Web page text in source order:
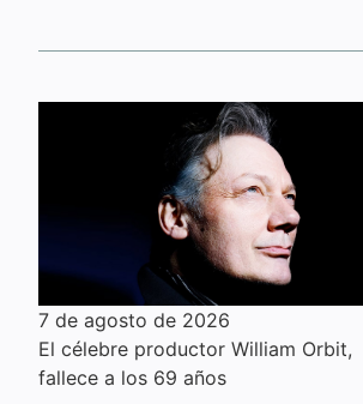
7 de agosto de 2026
El célebre productor William Orbit,
fallece a los 69 años